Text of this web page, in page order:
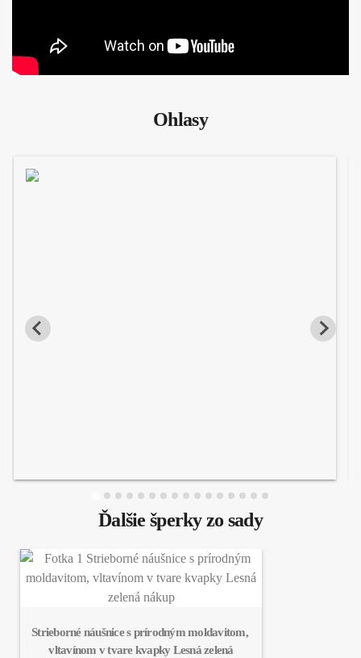
Ohlasy
Ďalšie šperky zo sady
Strieborné náušnice s prírodným moldavitom,
vltavínom v tvare kvapky Lesná zelená